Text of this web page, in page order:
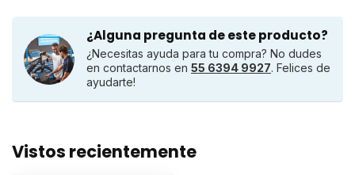
¿Alguna pregunta de este producto?
¿Necesitas ayuda para tu compra? No dudes
en contactarnos en 55 6394 9927. Felices de
ayudarte!
Vistos recientemente